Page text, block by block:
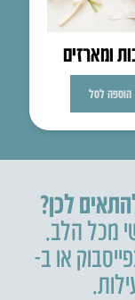
ומארזים
הוספה לסל
לכן?
מכל הלב.
או ב-